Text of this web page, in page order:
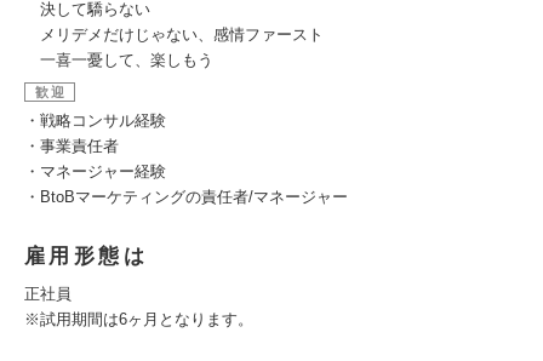
決して驕らない
メリデメだけじゃない、感情ファースト
一喜一憂して、楽しもう
歓迎
・戦略コンサル経験
・事業責任者
・マネージャー経験
・BtoBマーケティングの責任者/マネージャー
雇用形態は
正社員
※試用期間は6ヶ月となります。